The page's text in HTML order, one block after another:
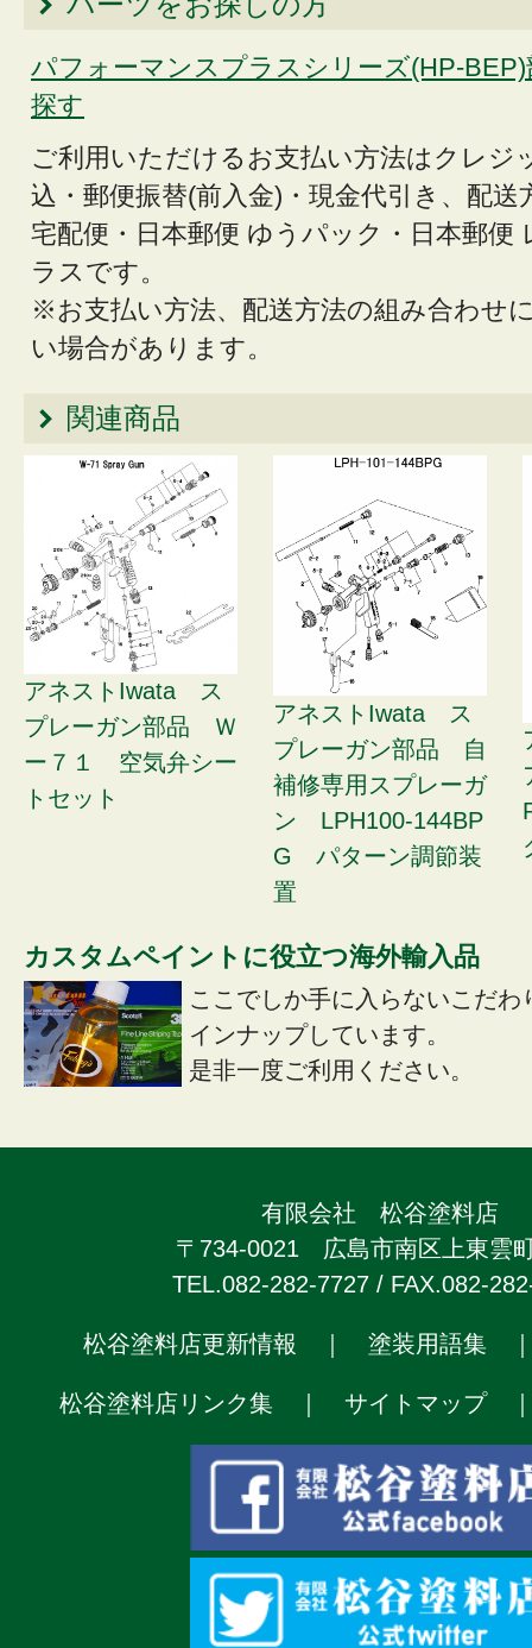
パフォーマンスプラスシリーズ(HP-
探す
ご利用いただけるお支払い方法はクレジ
込・郵便振替(前入金)・現金代引き、配送
宅配便・日本郵便 ゆうパック・日本郵便
ラスです。
※お支払い方法、配送方法の組み合わせ
い場合があります。
関連商品
アネストIwata ス
プレーガン部品 Ｗ
ー７１ 空気弁シー
トセット
アネストIwata ス
プレーガン部品 自
補修専用スプレーガ
ン LPH100-144BP
G パターン調節装
置
カスタムペイントに役立つ海外輸入品
ここでしか手に入らないこだわ
インナップしています。
是非一度ご利用ください。
有限会社 松谷塗料店
〒734-0021 広島市南区上東雲
TEL.082-282-7727 / FAX.082-
松谷塗料店更新情報 塗装用語集
松谷塗料店リンク集 サイトマップ